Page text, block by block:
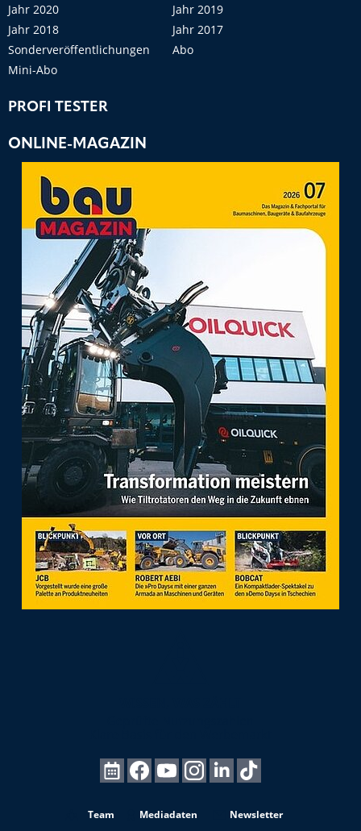
Jahr 2020
Jahr 2019
Jahr 2018
Jahr 2017
Sonderveröffentlichungen
Abo
Mini-Abo
PROFI TESTER
ONLINE-MAGAZIN
Team Mediadaten Newsletter